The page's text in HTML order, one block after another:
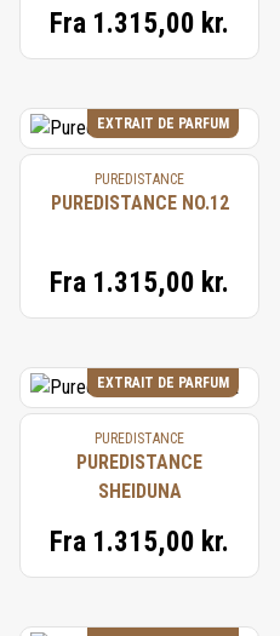
Fra 1.315,00 kr.
EXTRAIT DE PARFUM
PUREDISTANCE
PUREDISTANCE NO.12
Fra 1.315,00 kr.
EXTRAIT DE PARFUM
PUREDISTANCE
PUREDISTANCE
SHEIDUNA
Fra 1.315,00 kr.